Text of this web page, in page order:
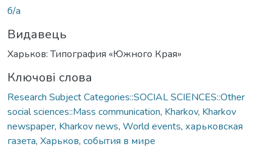
б/а
Видавець
Харьков: Типография «Южного Края»
Ключові слова
Research Subject Categories::SOCIAL SCIENCES::Other
social sciences::Mass communication, Kharkov, Kharkov
newspaper, Kharkov news, World events, харьковская
газета, Харьков, события в мире